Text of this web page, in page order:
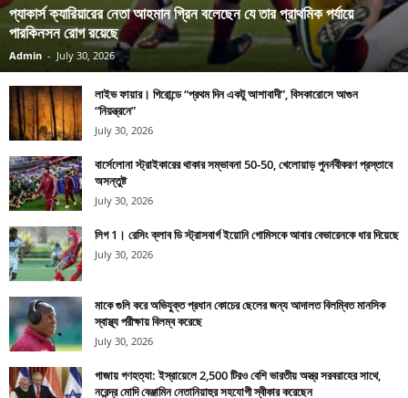
প্যাকার্স ক্যারিয়ারের নেতা আহমান গ্রিন বলেছেন যে তার প্রাথমিক পর্যায়ে
পারকিনসন রোগ রয়েছে
Admin - July 30, 2026
লাইভ ফায়ার। গিরোন্ডে “প্রথম দিন একটু আশাবাদী”, বিসকারোসে আগুন
“নিয়ন্ত্রনে”
July 30, 2026
বার্সেলোনা স্ট্রাইকারের থাকার সম্ভাবনা 50-50, খেলোয়াড় পুনর্নবীকরণ প্রস্তাবে
অসন্তুষ্ট
July 30, 2026
লিগ 1। রেসিং ক্লাব ডি স্ট্রাসবার্গ ইয়োনি গোমিসকে আবার বেভারেনকে ধার দিয়েছে
July 30, 2026
মাকে গুলি করে অভিযুক্ত প্রধান কোচের ছেলের জন্য আদালত বিলম্বিত মানসিক
স্বাস্থ্য পরীক্ষায় বিলম্ব করেছে
July 30, 2026
গাজায় গণহত্যা: ইস্রায়েলে 2,500 টিরও বেশি ভারতীয় অস্ত্র সরবরাহের সাথে,
নরেন্দ্র মোদি বেঞ্জামিন নেতানিয়াহুর সহযোগী স্বীকার করেছেন